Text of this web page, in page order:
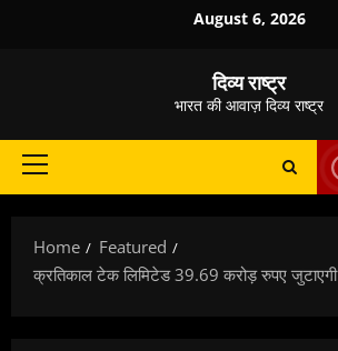
August 6, 2026
दिव्य राष्ट्र
भारत की आवाज़ दिव्य राष्ट्र
Primary
Home
Featured
क्रतिकाल टेक लिमिटेड 39.69 करोड़ रुपए जुटाएगी